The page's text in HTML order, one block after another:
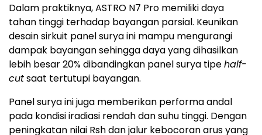
Dalam praktiknya, ASTRO N7 Pro memiliki daya
tahan tinggi terhadap bayangan parsial. Keunikan
desain sirkuit panel surya ini mampu mengurangi
dampak bayangan sehingga daya yang dihasilkan
lebih besar 20% dibandingkan panel surya tipehalf-
cutsaat tertutupi bayangan.
Panel surya ini juga memberikan performa andal
pada kondisi iradiasi rendah dan suhu tinggi. Dengan
peningkatan nilai Rsh dan jalur kebocoran arus yang